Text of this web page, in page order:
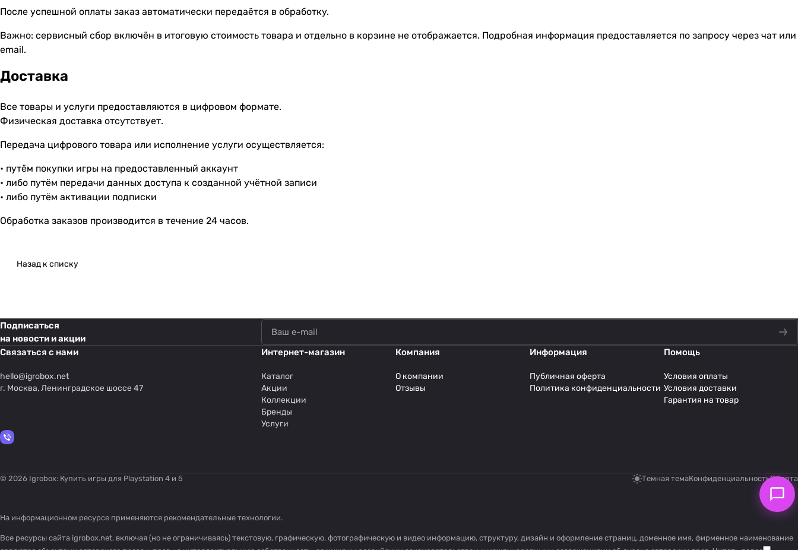
После успешной оплаты заказ автоматически передаётся в обработку.
Важно: сервисный сбор включён в итоговую стоимость товара и отдельно в корзине не отображается. Подробная информация предоставляется по запросу через чат или
email.
Доставка
Все товары и услуги предоставляются в цифровом формате.
Физическая доставка отсутствует.
Передача цифрового товара или исполнение услуги осуществляется:
• путём покупки игры на предоставленный аккаунт
• либо путём передачи данных доступа к созданной учётной записи
• либо путём активации подписки
Обработка заказов производится в течение 24 часов.
Назад к списку
Подписаться
на новости и акции
Связаться с нами
hello@igrobox.net
г. Москва, Ленинградское шоссе 47
Интернет-магазин
Каталог
Акции
Коллекции
Бренды
Услуги
Компания
О компании
Отзывы
Информация
Публичная оферта
Политика конфиденциальности
Помощь
Условия оплаты
Условия доставки
Гарантия на товар
© 2026 Igrobox: Купить игры для Playstation 4 и 5 Темная темаКонфиденциальностьОферта
На информационном ресурсе применяются рекомендательные технологии.
Все ресурсы сайта igrobox.net, включая (но не ограничиваясь) текстовую, графическую, фотографическую и видео информацию, структуру, дизайн и оформление страниц, доменное имя, фирменное наименование